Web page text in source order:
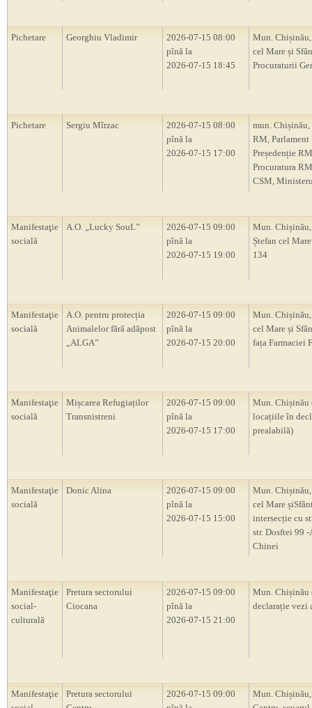
Pichetare Georghiu Vladimir
2026-07-15 08:00
pînă la
2026-07-15 18:45
Mun.
cel Mare și
Procuraturii
Pichetare Sergiu Mîrzac
2026-07-15 08:00
pînă la
2026-07-15 17:00
mun. Chișinău,
RM, Parlament
Președenție
Procuratura
CSM,
Manifestaţie
socială
A.O. „Lucky SouL”
2026-07-15 09:00
pînă la
2026-07-15 19:00
Mun.
Ștefan cel
134
Manifestaţie
socială
A.O. pentru protecția
Animalelor fără adăpost
„ALGA”
2026-07-15 09:00
pînă la
2026-07-15 20:00
Mun.
cel Mare și
fața Farmaciei
Manifestaţie
socială
Mișcarea Refugiaților
Transnistreni
2026-07-15 09:00
pînă la
2026-07-15 17:00
Mun. Chișinău
locațiile în
prealabilă)
Manifestaţie
socială
Donic Alina
2026-07-15 09:00
pînă la
2026-07-15 15:00
Mun.
cel Mare
intersecție cu
str. Dosftei 99 -
Chinei
Manifestaţie
social-
culturală
Pretura sectorului
Ciocana
2026-07-15 09:00
pînă la
2026-07-15 21:00
Mun. Chișinău
declarație vezi
Manifestaţie
Pretura sectorului
2026-07-15 09:00
Mun. Chișinău,